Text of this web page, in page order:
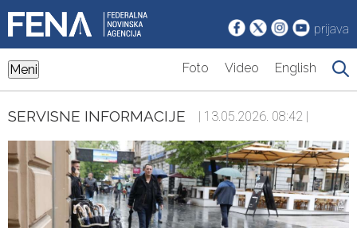
prijava
Meni Foto Video English
SERVISNE INFORMACIJE | 13.05.2026. 08:42 |